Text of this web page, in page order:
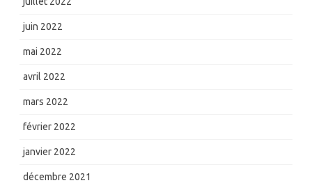
juin 2022
mai 2022
avril 2022
mars 2022
février 2022
janvier 2022
décembre 2021